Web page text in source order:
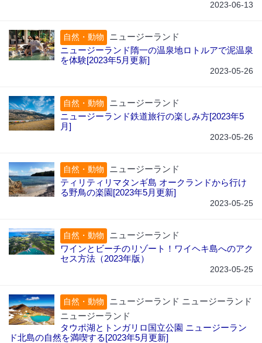
2023-06-13
自然・動物
ニュージーランド
ニュージーランド隋一の温泉地ロトルアで泥温泉
を体験[2023年5月更新]
2023-05-26
自然・動物
ニュージーランド
ニュージーランド鉄道旅行の楽しみ方[2023年5
月]
2023-05-26
自然・動物
ニュージーランド
ティリティリマタンギ島 オークランドから行け
る野鳥の楽園[2023年5月更新]
2023-05-25
自然・動物
ニュージーランド
ワインとビーチのリゾート！ワイヘキ島へのアク
セス方法（2023年版）
2023-05-25
自然・動物
ニュージーランド ニュージーランド
ニュージーランド
タウポ湖とトンガリロ国立公園 ニュージーラン
ド北島の自然を満喫する[2023年5月更新]